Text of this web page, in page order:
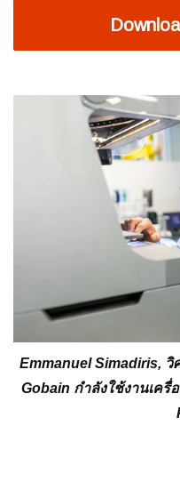
Emmanuel Simadiris,
Gobain กำลังใช้งานเครื่